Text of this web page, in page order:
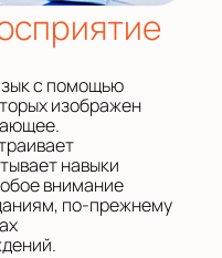
с помощью
изображен
навыки
внимание
по-прежнему